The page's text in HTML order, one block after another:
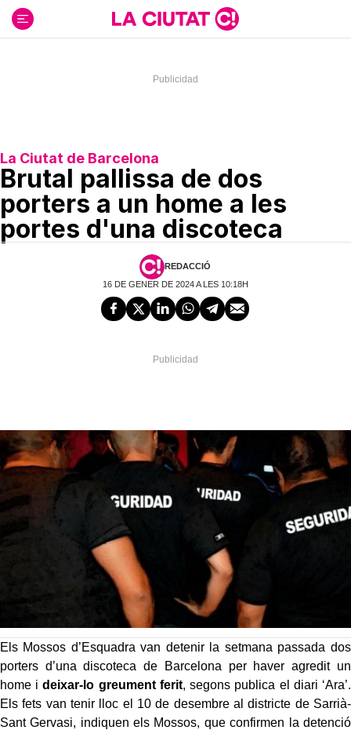
contenido
La Ciutat de Barcelona
Brutal pallissa de dos
porters a un home a les
portes d'una discoteca
REDACCIÓ
16 DE GENER DE 2024 A LES 10:18H
Els Mossos d’Esquadra van detenir la setmana passada dos
porters d’una discoteca de Barcelona per haver agredit un
home ideixar-lo greument ferit, segons publica el diari ‘Ara’.
Els fets van tenir lloc el 10 de desembre al districte de Sarrià-
Sant Gervasi, indiquen els Mossos, que confirmen la detenció